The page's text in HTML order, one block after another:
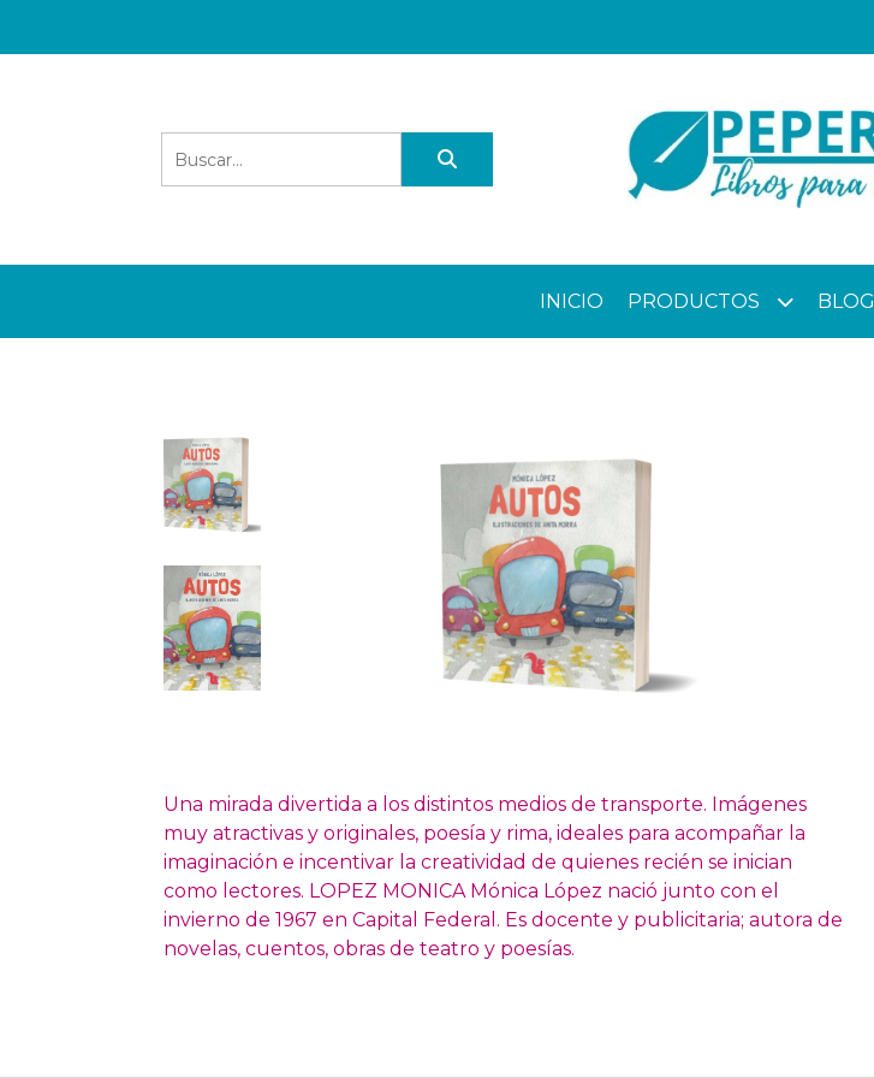
INICIO PRODUCTOS BLOG
Una mirada divertida a los distintos medios de transporte. Imágenes
muy atractivas y originales, poesía y rima, ideales para acompañar la
imaginación e incentivar la creatividad de quienes recién se inician
como lectores. LOPEZ MONICA Mónica López nació junto con el
invierno de 1967 en Capital Federal. Es docente y publicitaria; autora de
novelas, cuentos, obras de teatro y poesías.